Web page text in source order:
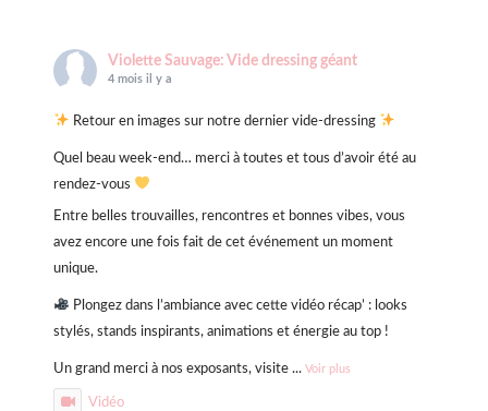
Violette Sauvage: Vide dressing géant
4 mois il y a
Retour en images sur notre dernier vide-dressing
Quel beau week-end… merci à toutes et tous d’avoir été au
rendez-vous
Entre belles trouvailles, rencontres et bonnes vibes, vous
avez encore une fois fait de cet événement un moment
unique.
Plongez dans l’ambiance avec cette vidéo récap’ : looks
stylés, stands inspirants, animations et énergie au top !
Un grand merci à nos exposants, visite ... Voir plus
Vidéo